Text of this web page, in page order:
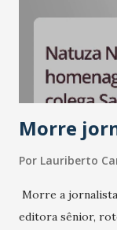
sempre existiu
consistência, e
Vamos reforçar
marcas, pessoas
Morre
Por Lauriberto
Morre a jornalista
editora sênior,